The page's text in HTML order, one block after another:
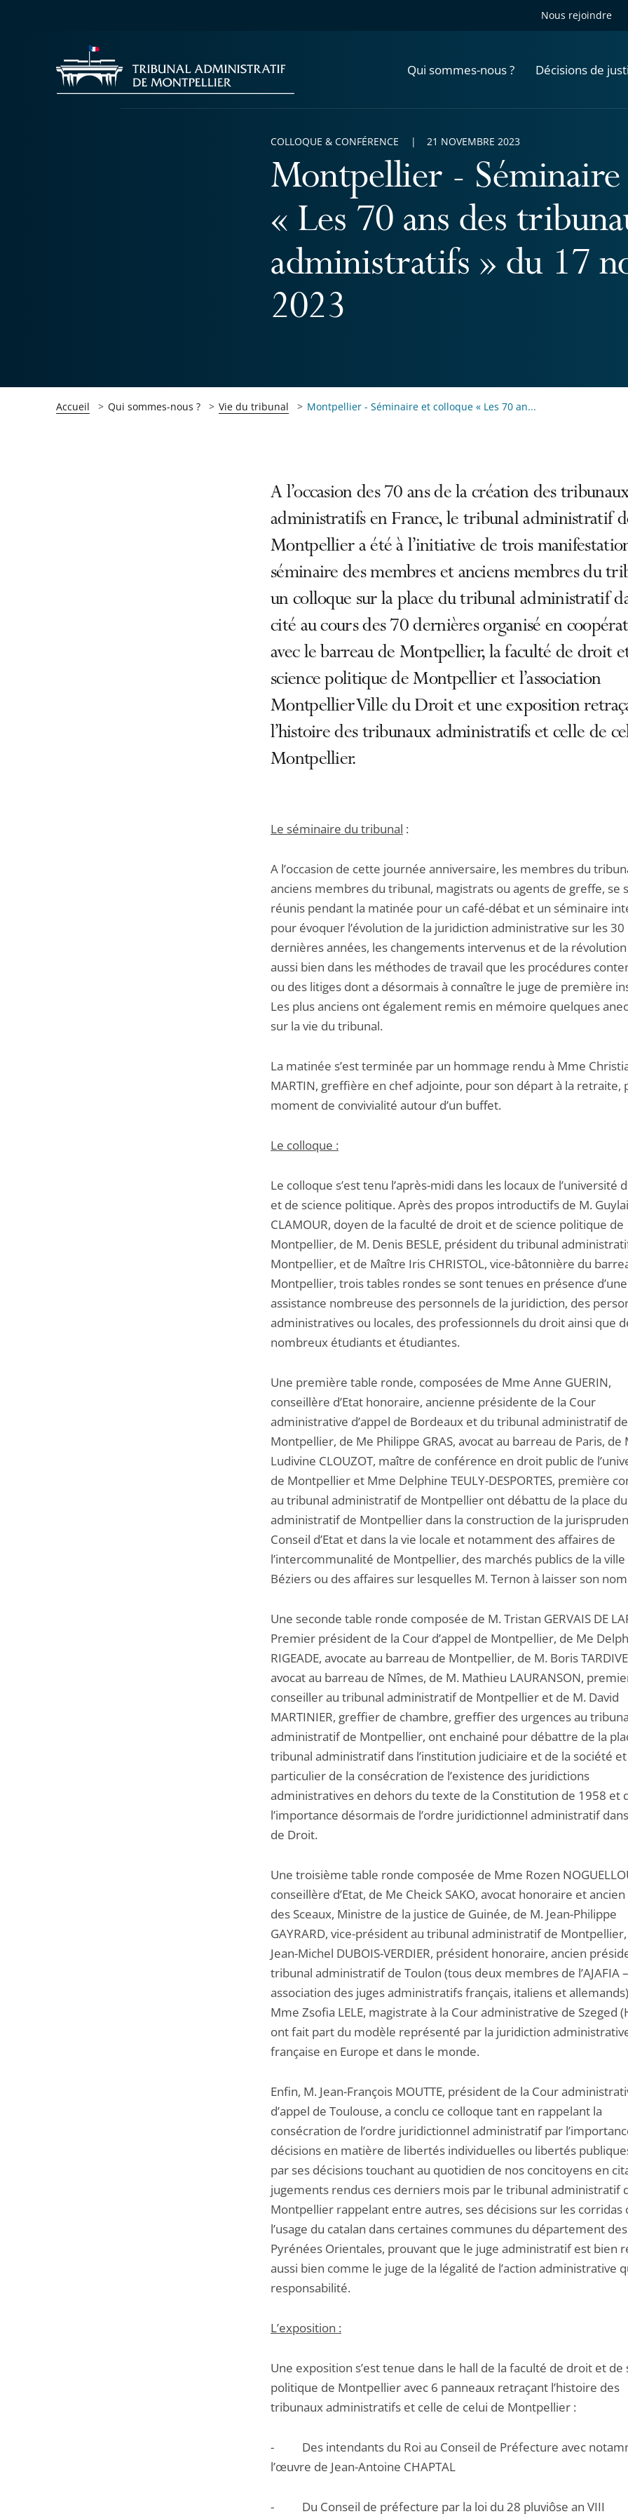
Nous rejoindre
Qui sommes-nous ? Décisions de
Montpellier -
« Les 70 ans des
administratifs » du 17
2023
COLLOQUE & CONFÉRENCE 21 NOVEMBRE 2023
Accueil Qui sommes-nous ? Vie du tribunal Montpellier - Séminaire et colloque « Les 70 an...
A l’occasion des 70 ans de la création des
administratifs en France, le tribunal administratif
Montpellier a été à l’initiative de trois
séminaire des membres et anciens membres du
un colloque sur la place du tribunal administratif
cité au cours des 70 dernières organisé en
avec le barreau de Montpellier, la faculté de droit
science politique de Montpellier et l’association
Montpellier Ville du Droit et une exposition
l’histoire des tribunaux administratifs et celle de
Montpellier.
Le séminaire du tribunal :
A l’occasion de cette journée anniversaire, les membres du
anciens membres du tribunal, magistrats ou agents de greffe, se
réunis pendant la matinée pour un café-débat et un séminaire
pour évoquer l’évolution de la juridiction administrative sur les 30
dernières années, les changements intervenus et de la
aussi bien dans les méthodes de travail que les procédures
ou des litiges dont a désormais à connaître le juge de première
Les plus anciens ont également remis en mémoire quelques
sur la vie du tribunal.
La matinée s’est terminée par un hommage rendu à Mme
MARTIN, greffière en chef adjointe, pour son départ à la retraite,
moment de convivialité autour d’un buffet.
Le colloque :
Le colloque s’est tenu l’après-midi dans les locaux de l’université
et de science politique. Après des propos introductifs de M.
CLAMOUR, doyen de la faculté de droit et de science politique de
Montpellier, de M. Denis BESLE, président du tribunal
Montpellier, et de Maître Iris CHRISTOL, vice-bâtonnière du
Montpellier, trois tables rondes se sont tenues en présence d’une
assistance nombreuse des personnels de la juridiction, des
administratives ou locales, des professionnels du droit ainsi que
nombreux étudiants et étudiantes.
Une première table ronde, composées de Mme Anne GUERIN,
conseillère d’Etat honoraire, ancienne présidente de la Cour
administrative d’appel de Bordeaux et du tribunal administratif de
Montpellier, de Me Philippe GRAS, avocat au barreau de Paris, de
Ludivine CLOUZOT, maître de conférence en droit public de
de Montpellier et Mme Delphine TEULY-DESPORTES, première
au tribunal administratif de Montpellier ont débattu de la place
administratif de Montpellier dans la construction de la
Conseil d’Etat et dans la vie locale et notamment des affaires de
l’intercommunalité de Montpellier, des marchés publics de la ville
Béziers ou des affaires sur lesquelles M. Ternon à laisser son
Une seconde table ronde composée de M. Tristan GERVAIS DE
Premier président de la Cour d’appel de Montpellier, de Me
RIGEADE, avocate au barreau de Montpellier, de M. Boris
avocat au barreau de Nîmes, de M. Mathieu LAURANSON,
conseiller au tribunal administratif de Montpellier et de M. David
MARTINIER, greffier de chambre, greffier des urgences au
administratif de Montpellier, ont enchainé pour débattre de la
tribunal administratif dans l’institution judiciaire et de la société
particulier de la consécration de l’existence des juridictions
administratives en dehors du texte de la Constitution de 1958 et
l’importance désormais de l’ordre juridictionnel administratif dans
de Droit.
Une troisième table ronde composée de Mme Rozen
conseillère d’Etat, de Me Cheick SAKO, avocat honoraire et
des Sceaux, Ministre de la justice de Guinée, de M. Jean-Philippe
GAYRARD, vice-président au tribunal administratif de
Jean-Michel DUBOIS-VERDIER, président honoraire, ancien
tribunal administratif de Toulon (tous deux membres de l’AJAFIA –
association des juges administratifs français, italiens et
Mme Zsofia LELE, magistrate à la Cour administrative de Szeged
ont fait part du modèle représenté par la juridiction
française en Europe et dans le monde.
Enfin, M. Jean-François MOUTTE, président de la Cour
d’appel de Toulouse, a conclu ce colloque tant en rappelant la
consécration de l’ordre juridictionnel administratif par
décisions en matière de libertés individuelles ou libertés
par ses décisions touchant au quotidien de nos concitoyens en
jugements rendus ces derniers mois par le tribunal administratif
Montpellier rappelant entre autres, ses décisions sur les corridas
l’usage du catalan dans certaines communes du département des
Pyrénées Orientales, prouvant que le juge administratif est bien
aussi bien comme le juge de la légalité de l’action administrative
responsabilité.
L’exposition :
Une exposition s’est tenue dans le hall de la faculté de droit et de
politique de Montpellier avec 6 panneaux retraçant l’histoire des
tribunaux administratifs et celle de celui de Montpellier :
- Des intendants du Roi au Conseil de Préfecture avec
l’œuvre de Jean-Antoine CHAPTAL
- Du Conseil de préfecture par la loi du 28 pluviôse an VIII